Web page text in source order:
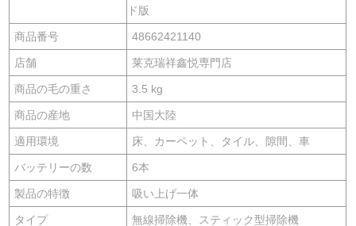
ド版
商品番号 48662421140
店舗 莱克瑞祥鑫悦専門店
商品の毛の重さ 3.5 kg
商品の産地 中国大陸
適用環境 床、カーペット、タイル、隙間、車
バッテリーの数 6本
製品の特徴 吸い上げ一体
タイプ 無線掃除機、スティック型掃除機